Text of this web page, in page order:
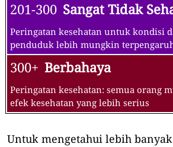
201-300 Sangat Tidak
Peringatan kesehatan untuk kondisi
penduduk lebih mungkin
300+ Berbahaya
Peringatan kesehatan: semua orang
efek kesehatan yang lebih serius
Untuk mengetahui lebih